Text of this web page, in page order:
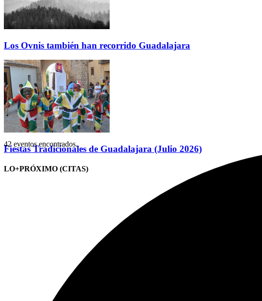
Los Ovnis también han recorrido Guadalajara
Fiestas Tradicionales de Guadalajara (Julio 2026)
LO+PRÓXIMO (CITAS)
42 eventos encontrados.